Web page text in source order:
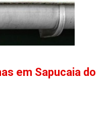
em Sapucaia do